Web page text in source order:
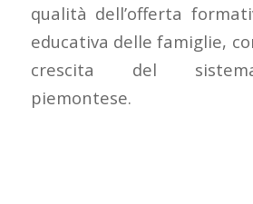
qualità dell’offerta
educativa delle famiglie,
crescita del
piemontese.